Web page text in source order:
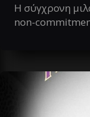
Η σύγχρονη
non-